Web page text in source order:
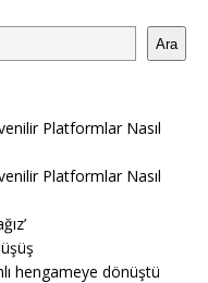
Ara
Platformlar Nasıl
Platformlar Nasıl
hengameye dönüştü